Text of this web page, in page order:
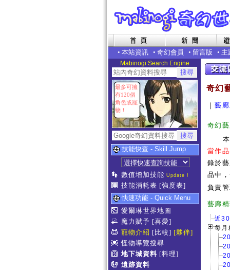
• 本站資訊 • 奇幻會員 • 留言版 • 主
Mabinogi Search Engine
最多可擁
有120個
角色或寵
物！
技能快查 - Skill Jump
數值增加技能 Update !
技能消耗表 [強度表]
快速功能 - Quick Menu
愛爾琳世界地圖
魔力賦予 [喜愛]
寵物介紹 [比較] [夥伴]
怪物導覽搜尋
地下城資料 [料理]
遺跡資料
奇幻
｜藝
奇幻
當作
錄於
品中
負責
藝
近
每月